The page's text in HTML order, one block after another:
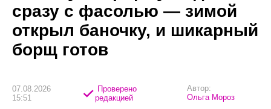
сразу с фасолью — зимой
открыл баночку, и шикарный
борщ готов
07.08.2026
15:51
Проверено
редакцией
Автор:
Ольга Мороз